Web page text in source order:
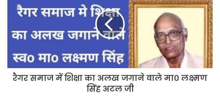
शिक्षा
अलख
वाले
मा०
लक्ष्मण
रैगर समाज में शिक्षा का अलख जगाने वाले मा० लक्ष्मण
सिंह अटल जी